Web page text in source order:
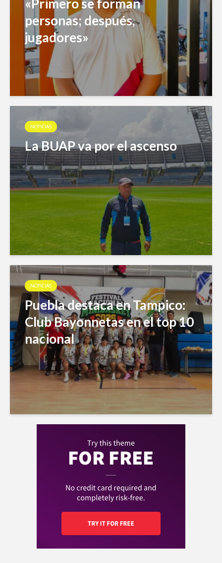
«Primero se forman
personas; después,
jugadores»
NOTICIAS
La BUAP va por el ascenso
NOTICIAS
Puebla destaca en Tampico:
Club Bayonnetas en el top 10
nacional